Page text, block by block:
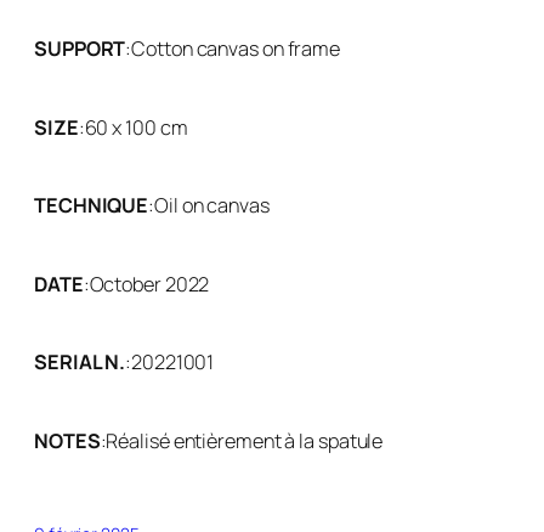
SUPPORT:Cotton canvas on frame
SIZE:60 x 100 cm
TECHNIQUE:Oil on canvas
DATE:October 2022
SERIAL N.:20221001
NOTES:Réalisé entièrement à la spatule